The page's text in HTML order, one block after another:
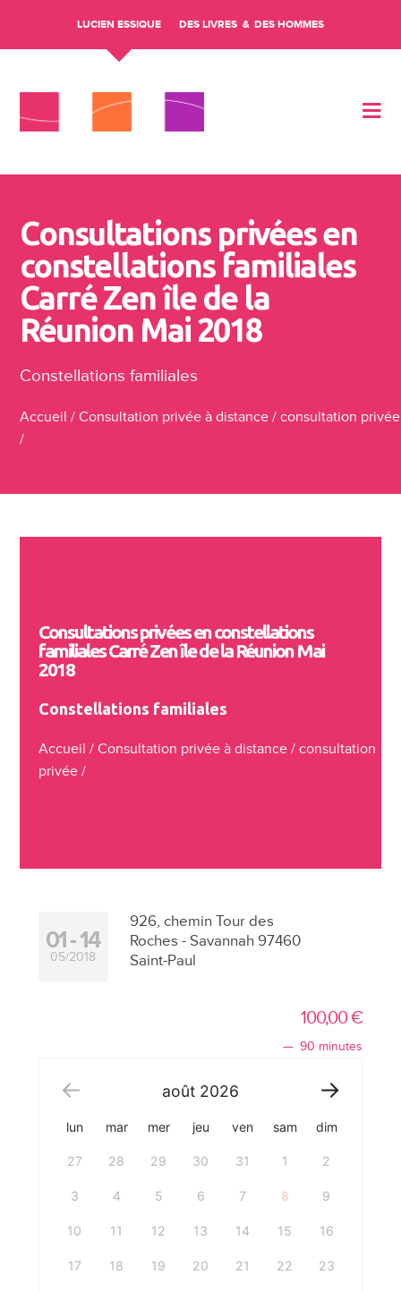
LUCIEN ESSIQUE DES LIVRES DES HOMMES
Consultations privées en
constellations familiales
Carré Zen île de la
Réunion Mai 2018
Constellations familiales
Accueil /Consultation privée à distance /consultation privée
/
Consultations privées en constellations
familiales Carré Zen île de la Réunion Mai
2018
Constellations familiales
Accueil / Consultation privée à distance/ consultation
privée/
01 14
05/2018
926, chemin Tour des
Roches - Savannah 97460
Saint-Paul
100,00€
90 minutes
août 2026
lun mar mer jeu ven sam dim
27 28 29 30 31 1 2
3 4 5 6 7 8 9
10 11 12 13 14 15 16
17 18 19 20 21 22 23